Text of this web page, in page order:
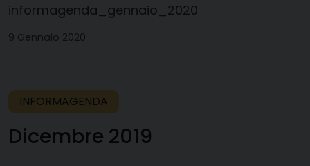
informagenda_gennaio_2020
9 Gennaio 2020
INFORMAGENDA
Dicembre 2019